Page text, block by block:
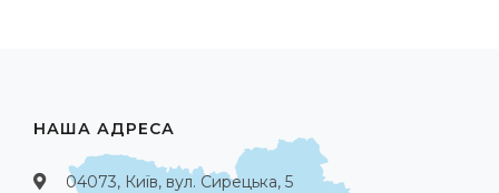
НАША АДРЕСА
04073, Київ, вул. Сирецька, 5